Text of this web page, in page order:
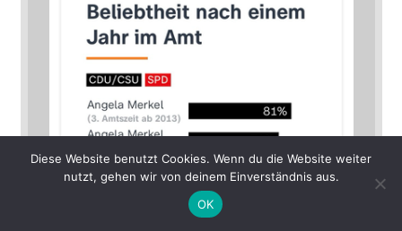
Diese Website benutzt Cookies. Wenn du die Website weiter
nutzt, gehen wir von deinem Einverständnis aus.
OK